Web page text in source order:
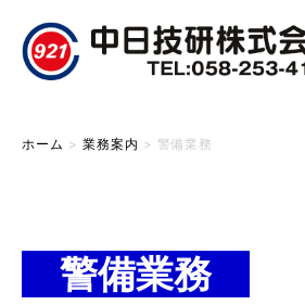
ホーム > 業務案内 > 警備業務
警備業務